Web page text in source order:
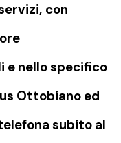
con
e nello specifico
Ottobiano ed
subito al